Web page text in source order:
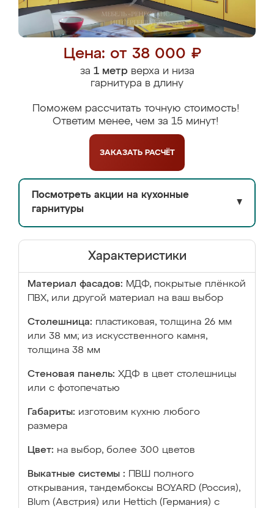
Цена: от 38 000 ₽
за 1 метрверха и низа
гарнитура в длину
Поможем рассчитать точную стоимость!
Ответим менее, чем за 15 минут!
ЗАКАЗАТЬ РАСЧЁТ
Посмотреть акции на кухонные
гарнитуры
▼
Характеристики
Материал фасадов: МДФ, покрытые плёнкой
ПВХ, или другой материал на ваш выбор
Столешница: пластиковая, толщина 26 мм
или 38 мм; из искусственного камня,
толщина 38 мм
Стеновая панель: ХДФ в цвет столешницы
или с фотопечатью
Габариты: изготовим кухню любого
размера
Цвет: на выбор, более 300 цветов
Выкатные системы :
ПВШ полного
открывания, тандембоксы BOYARD (Россия),
Blum (Австрия) или Hettich (Германия) с